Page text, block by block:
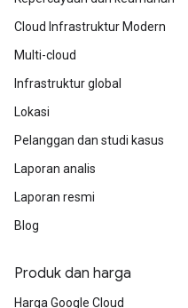
Cloud Infrastruktur Modern
Multi-cloud
Infrastruktur global
Lokasi
Pelanggan dan studi kasus
Laporan analis
Laporan resmi
Blog
Produk dan harga
Harga Google Cloud